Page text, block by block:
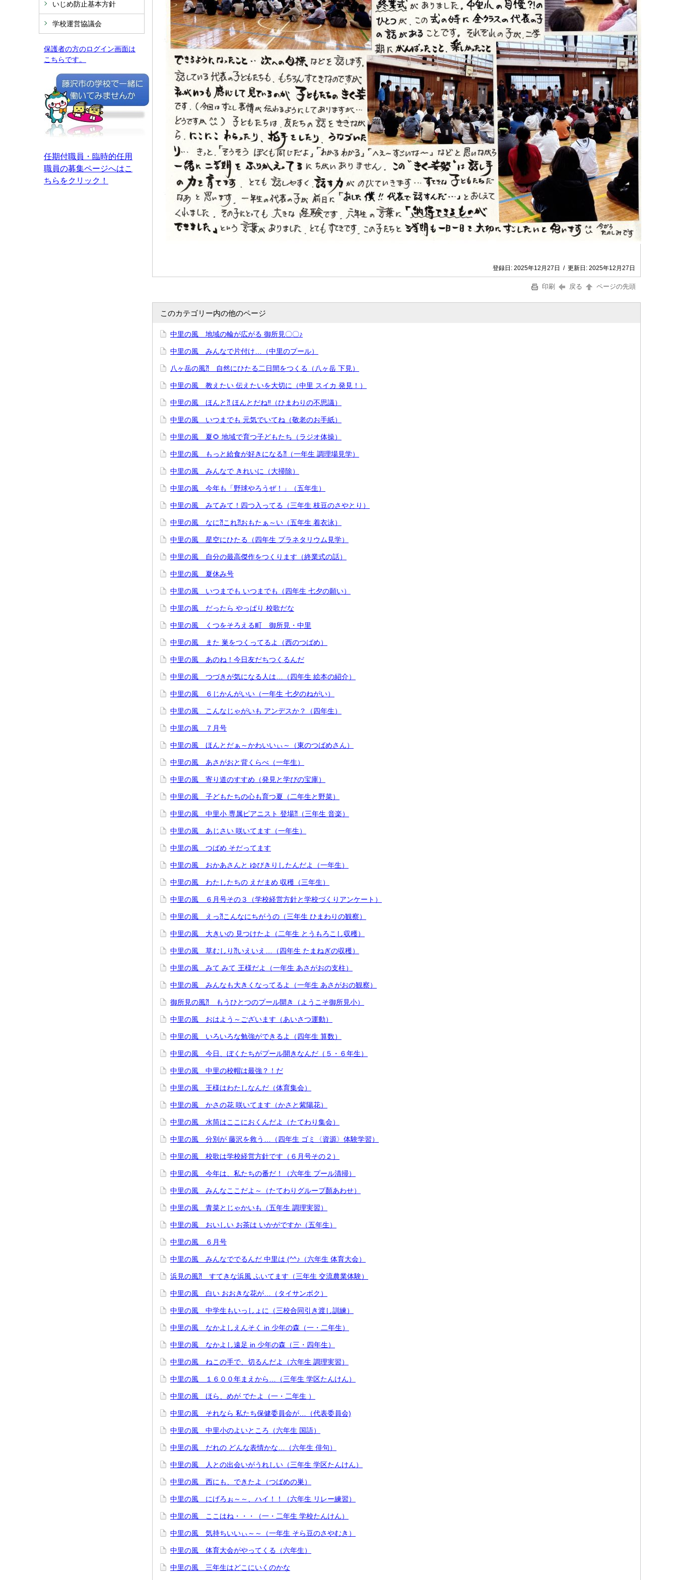
いじめ防止基本方針
学校運営協議会
保護者の方のログイン画面は
こちらです。
任期付職員・臨時的任用
職員の募集ページへはこ
ちらをクリック！
登録日: 2025年12月27日 / 更新日: 2025年12月27日
印刷 戻る ページの先頭
このカテゴリー内の他のページ
中里の風 地域の輪が広がる 御所見〇〇♪
中里の風 みんなで片付け…（中里のプール）
八ヶ岳の風⁈ 自然にひたる二日間をつくる（八ヶ岳 下見）
中里の風 教えたい 伝えたいを大切に（中里 スイカ 発見！）
中里の風 ほんと⁈ ほんとだね‼（ひまわりの不思議）
中里の風 いつまでも 元気でいてね（敬老のお手紙）
中里の風 夏🌻 地域で育つ子どもたち（ラジオ体操）
中里の風 もっと給食が好きになる⁈（一年生 調理場見学）
中里の風 みんなで きれいに（大掃除）
中里の風 今年も「野球やろうぜ！」（五年生）
中里の風 みてみて！四つ入ってる（三年生 枝豆のさやとり）
中里の風 なに⁈これ⁈おもたぁ～い（五年生 着衣泳）
中里の風 星空にひたる（四年生 プラネタリウム見学）
中里の風 自分の最高傑作をつくります（終業式の話）
中里の風 夏休み号
中里の風 いつまでも いつまでも（四年生 七夕の願い）
中里の風 だったら やっぱり 校歌だな
中里の風 くつをそろえる町 御所見・中里
中里の風 また 巣をつくってるよ（西のつばめ）
中里の風 あのね！今日友だちつくるんだ
中里の風 つづきが気になる人は…（四年生 絵本の紹介）
中里の風 ６じかんがいい（一年生 七夕のねがい）
中里の風 こんなじゃがいも アンデスか？（四年生）
中里の風 ７月号
中里の風 ほんとだぁ～かわいいぃ～（東のつばめさん）
中里の風 あさがおと背くらべ（一年生）
中里の風 寄り道のすすめ（発見と学びの宝庫）
中里の風 子どもたちの心も育つ夏（二年生と野菜）
中里の風 中里小 専属ピアニスト 登場⁈（三年生 音楽）
中里の風 あじさい 咲いてます（一年生）
中里の風 つばめ そだってます
中里の風 おかあさんと ゆびきりしたんだよ（一年生）
中里の風 わたしたちの えだまめ 収穫（三年生）
中里の風 ６月号その３（学校経営方針と学校づくりアンケート）
中里の風 えっ⁈こんなにちがうの（三年生 ひまわりの観察）
中里の風 大きいの 見つけたよ（二年生 とうもろこし収穫）
中里の風 草むしり⁈いえいえ…（四年生 たまねぎの収穫）
中里の風 みて みて 王様だよ（一年生 あさがおの支柱）
中里の風 みんなも大きくなってるよ（一年生 あさがおの観察）
御所見の風⁈ もうひとつのプール開き（ようこそ御所見小）
中里の風 おはよう～ございます（あいさつ運動）
中里の風 いろいろな勉強ができるよ（四年生 算数）
中里の風 今日、ぼくたちがプール開きなんだ（５・６年生）
中里の風 中里の校帽は最強？！だ
中里の風 王様はわたしなんだ（体育集会）
中里の風 かさの花 咲いてます（かさと紫陽花）
中里の風 水筒はここにおくんだよ（たてわり集会）
中里の風 分別が 藤沢を救う…（四年生 ゴミ〈資源〉体験学習）
中里の風 校歌は学校経営方針です（６月号その２）
中里の風 今年は、私たちの番だ！（六年生 プール清掃）
中里の風 みんなここだよ～（たてわりグループ顏あわせ）
中里の風 青菜とじゃかいも（五年生 調理実習）
中里の風 おいしい お茶は いかがですか（五年生）
中里の風 ６月号
中里の風 みんなででるんだ 中里は (^^♪（六年生 体育大会）
浜見の風⁈ すてきな浜風 ふいてます（三年生 交流農業体験）
中里の風 白い おおきな花が…（タイサンボク）
中里の風 中学生もいっしょに（三校合同引き渡し訓練）
中里の風 なかよしえんそく in 少年の森（一・二年生）
中里の風 なかよし遠足 in 少年の森（三・四年生）
中里の風 ねこの手で、切るんだよ（六年生 調理実習）
中里の風 １６００年まえから…（三年生 学区たんけん）
中里の風 ほら、めが でたよ（一・二年生 ）
中里の風 それなら 私たち保健委員会が…（代表委員会)
中里の風 中里小のよいところ（六年生 国語）
中里の風 だれの どんな表情かな…（六年生 俳句）
中里の風 人との出会いがうれしい（三年生 学区たんけん）
中里の風 西にも、できたよ（つばめの巣）
中里の風 にげろぉ～～、ハイ！！（六年生 リレー練習）
中里の風 ここはね・・・（一・二年生 学校たんけん）
中里の風 気持ちいいぃ～～（一年生 そら豆のさやむき）
中里の風 体育大会がやってくる（六年生）
中里の風 三年生はどこにいくのかな